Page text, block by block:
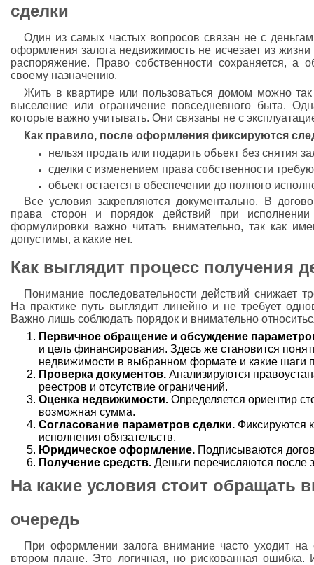
сделки
Один из самых частых вопросов связан не с
оформления залога недвижимость не исчезает из
распоряжение. Право собственности сохраняется, а
своему назначению.
Жить в квартире или пользоваться домом можно
выселение или ограничение повседневного быта.
которые важно учитывать. Они связаны не с
Как правило, после оформления фиксируются
нельзя продать или подарить объект без снятия
сделки с изменением права собственности
объект остается в обеспечении до полного
Все условия закрепляются документально. В
права сторон и порядок действий при
формулировки важно читать внимательно, так как
допустимы, а какие нет.
Как выглядит процесс получения
Понимание последовательности действий снижает
На практике путь выглядит линейно и не требует
Важно лишь соблюдать порядок и внимательно
Первичное обращение и обсуждение
и цель финансирования. Здесь же становится
недвижимости в выбранном формате и какие шаги
Проверка документов. Анализируются
реестров и отсутствие ограничений.
Оценка недвижимости. Определяется ориентир
возможная сумма.
Согласование параметров сделки. Фиксируются
исполнения обязательств.
Юридическое оформление. Подписываются
Получение средств. Деньги перечисляются
На какие условия стоит обращать
очередь
При оформлении залога внимание часто уходит
втором плане. Это логичная, но рискованная ошибка.